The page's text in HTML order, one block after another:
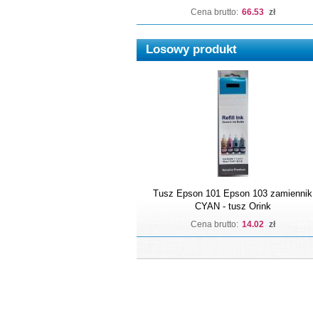
Cena brutto: 66.53 zł
Losowy produkt
Tusz Epson 101 Epson 103 zamiennik
CYAN - tusz Orink
Cena brutto: 14.02 zł